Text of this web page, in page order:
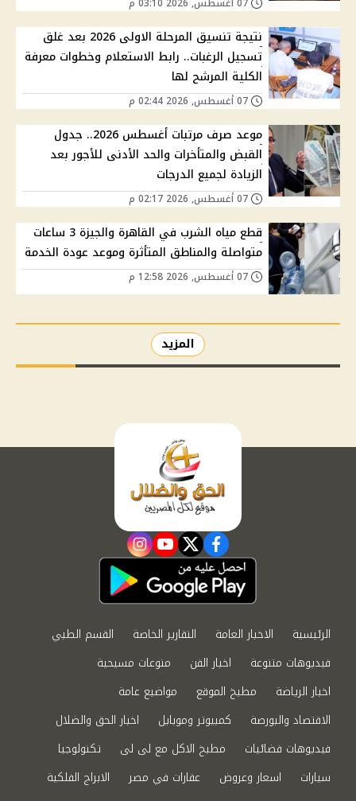
نتيجة تنسيق المرحلة الاولى 2026 بعد غلق
تسجيل الرغبات.. رابط الاستعلام وخطوات معرفة
الكلية المرشح لها
موعد صرف مرتبات أغسطس 2026.. جدول
القبض والمتأخرات والحد الأدنى للأجور بعد
الزيادة لجميع الدرجات
قطع مياه الشرب في القاهرة والجيزة 3 ساعات
متواصلة والمناطق المتأثرة وموعد عودة الخدمة
المزيد
facebook
twitter
youtube
instagram
الرئيسية الاخبار العامة التقارير الخاصة
القسم الطبي
فيديوهات متنوعة
اخبار الفن
منوعات مسيحية
اخبار الرياضة
مطبخ الموقع
مواضيع عامة
الاقتصاد والبورصة
كمبيوتر وموبايل
اخبار الحق والضلال
فيديوهات فضائيات
مطبخ الاكل مع لى لى
تكنولوجيا
سيارات
اسعار وعروض عقارات في مصر
الابراج الفلكية